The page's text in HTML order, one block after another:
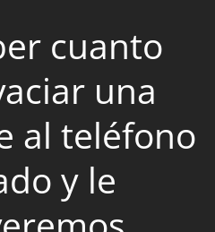
cuanto
una
al teléfono
y le